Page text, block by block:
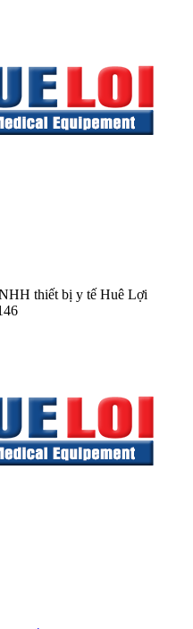
thiết bị y tế Huê Lợi